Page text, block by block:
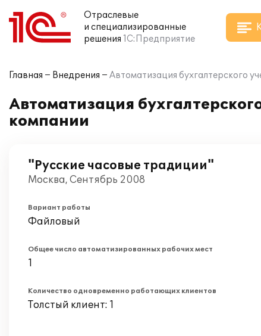
Отраслевые
и специализированные
решения 1С:Предприятие
Главная Внедрения Автоматизация бухгалтерского
Автоматизация
компании
"Русские часовые традиции"
Москва, Сентябрь 2008
Вариант работы
Файловый
Общее число автоматизированных рабочих мест
1
Количество одновременно работающих клиентов
Толстый клиент: 1